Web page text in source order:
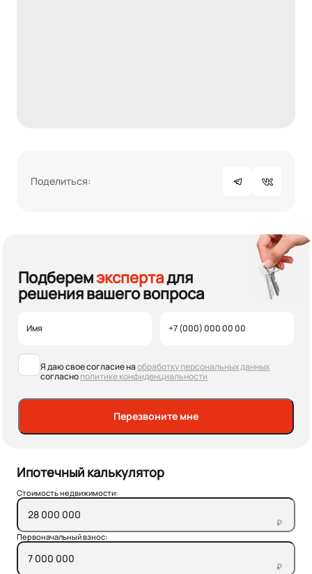
Поделиться:
Подберемэкспертадля
решения вашего вопроса
Я даю свое согласие наобработку персональных данных
согласнополитике конфиденциальности
Перезвоните мне
Ипотечный калькулятор
Стоимость недвижимости:
₽
Первоначальный взнос:
₽